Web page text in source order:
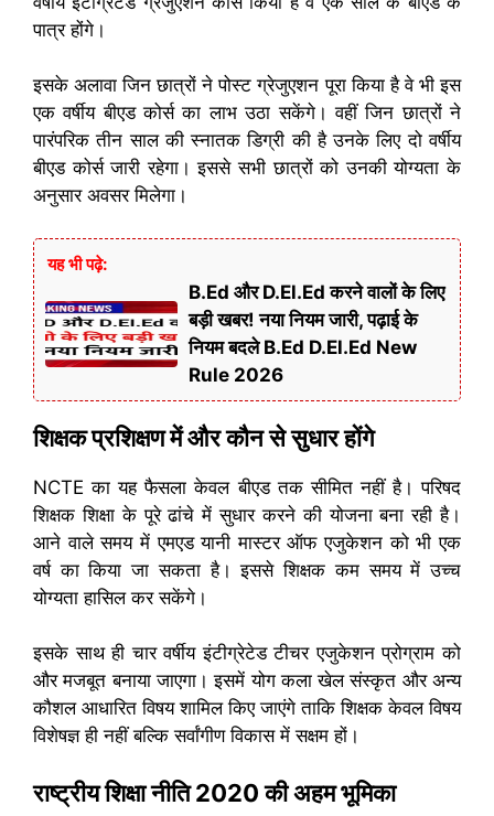
पात्र होंगे।
इसके अलावा जिन छात्रों ने पोस्ट ग्रेजुएशन पूरा किया है वे भी इस
एक वर्षीय बीएड कोर्स का लाभ उठा सकेंगे। वहीं जिन छात्रों ने
पारंपरिक तीन साल की स्नातक डिग्री की है उनके लिए दो वर्षीय
बीएड कोर्स जारी रहेगा। इससे सभी छात्रों को उनकी योग्यता के
अनुसार अवसर मिलेगा।
यह भी पढ़े:
B.Ed और D.El.Ed करने वालों के लिए
बड़ी खबर! नया नियम जारी, पढ़ाई के
नियम बदले B.Ed D.El.Ed New
Rule 2026
शिक्षक प्रशिक्षण में और कौन से सुधार होंगे
NCTE का यह फैसला केवल बीएड तक सीमित नहीं है। परिषद
शिक्षक शिक्षा के पूरे ढांचे में सुधार करने की योजना बना रही है।
आने वाले समय में एमएड यानी मास्टर ऑफ एजुकेशन को भी एक
वर्ष का किया जा सकता है। इससे शिक्षक कम समय में उच्च
योग्यता हासिल कर सकेंगे।
इसके साथ ही चार वर्षीय इंटीग्रेटेड टीचर एजुकेशन प्रोग्राम को
और मजबूत बनाया जाएगा। इसमें योग कला खेल संस्कृत और अन्य
कौशल आधारित विषय शामिल किए जाएंगे ताकि शिक्षक केवल विषय
विशेषज्ञ ही नहीं बल्कि सर्वांगीण विकास में सक्षम हों।
राष्ट्रीय शिक्षा नीति 2020 की अहम भूमिका